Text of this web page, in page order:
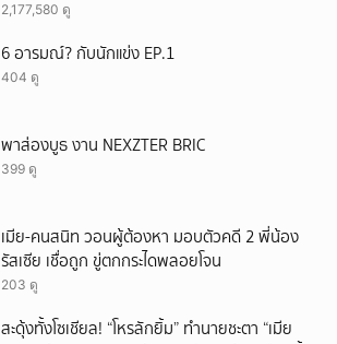
2,177,580 ดู
6 อารมณ์? กับนักแข่ง EP.1
404 ดู
พาส่องบูธ งาน NEXZTER BRIC
399 ดู
เมีย-คนสนิท วอนผู้ต้องหา มอบตัวคดี 2 พี่น้อง
รัสเซีย เชื่อถูก ขู่ตกกระไดพลอยโจน
203 ดู
สะดุ้งทั้งโซเชียล! “โหรลักยิ้ม” ทำนายชะตา “เมีย